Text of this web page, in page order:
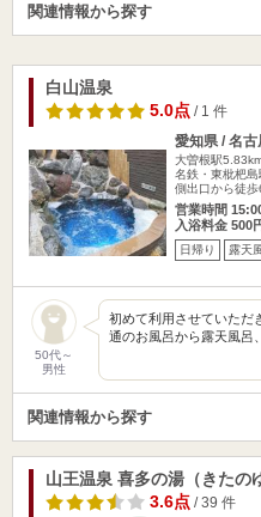
関連情報から探す
白山温泉
5.0点/ 1 件
愛知県 / 名
大曽根駅
名鉄・東枇杷
側出口から徒歩
営業時間
入浴料金 500
日帰り 露天
50代～
男性
初めて利用させていただ
通のお風呂から露天風呂
関連情報から探す
山王温泉 喜多の湯（きたの
3.6点/ 39 件